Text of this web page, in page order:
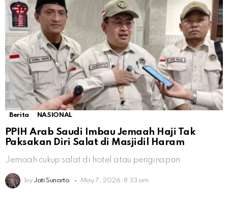
Berita NASIONAL
PPIH Arab Saudi Imbau Jemaah Haji Tak
Paksakan Diri Salat di Masjidil Haram
Jemaah cukup salat di hotel atau penginapan
by Jati Sunarto May 7, 2026, 8:33 am